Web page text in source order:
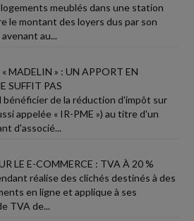
meublés dans une station
le montant des loyers dus par son
au...
MADELIN » : UN APPORT EN
SUFFIT PAS
de la réduction d'impôt sur
appelée « IR-PME ») au titre d'un
d'associé...
LE E-COMMERCE : TVA À 20 %
réalise des clichés destinés à des
en ligne et applique à ses
TVA de...